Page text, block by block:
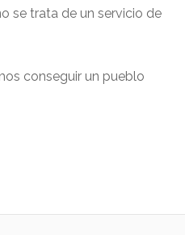
se trata de un servicio de
conseguir un pueblo